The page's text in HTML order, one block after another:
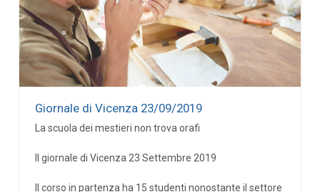
Giornale di Vicenza 23/09/2019
La scuola dei mestieri non trova orafi
Il giornale di Vicenza 23 Settembre 2019
Il corso in partenza ha 15 studenti nonostante il settore